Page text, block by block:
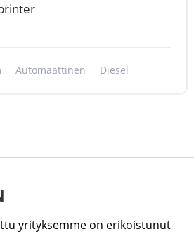
Automaattinen Diesel
yrityksemme on erikoistunut